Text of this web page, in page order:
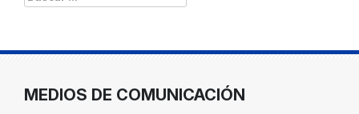
MEDIOS DE COMUNICACIÓN